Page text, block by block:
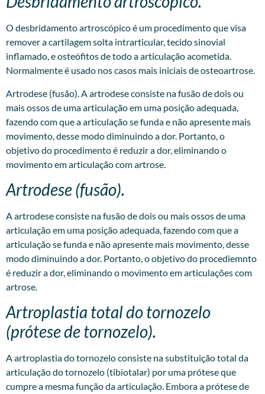
O desbridamento artroscópico é um procedimento que visa
remover a cartilagem solta intrarticular, tecido sinovial
inflamado, e osteófitos de todo a articulação acometida.
Normalmente é usado nos casos mais iniciais de osteoartrose.
Artrodese (fusão). A artrodese consiste na fusão de dois ou
mais ossos de uma articulação em uma posição adequada,
fazendo com que a articulação se funda e não apresente mais
movimento, desse modo diminuindo a dor. Portanto, o
objetivo do procedimento é reduzir a dor, eliminando o
movimento em articulação com artrose.
Artrodese (fusão).
A artrodese consiste na fusão de dois ou mais ossos de uma
articulação em uma posição adequada, fazendo com que a
articulação se funda e não apresente mais movimento, desse
modo diminuindo a dor. Portanto, o objetivo do procediemnto
é reduzir a dor, eliminando o movimento em articulações com
artrose.
Artroplastia total do tornozelo
(prótese de tornozelo).
A artroplastia do tornozelo consiste na substituição total da
articulação do tornozelo (tibiotalar) por uma prótese que
cumpre a mesma função da articulação. Embora a prótese de